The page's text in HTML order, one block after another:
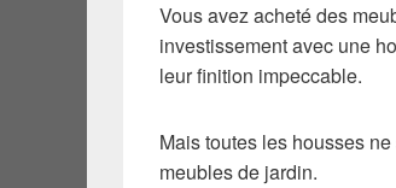
Vous avez acheté des
investissement avec une
leur finition impeccable.
Mais toutes les housses
meubles de jardin.